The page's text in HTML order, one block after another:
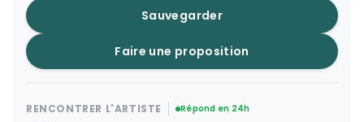
Sauvegarder
Faire une proposition
RENCONTRER L'ARTISTE Répond en 24h